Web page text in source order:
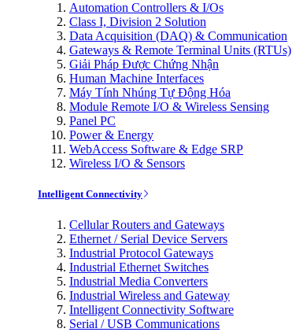
Automation Controllers & I/Os
Class I, Division 2 Solution
Data Acquisition (DAQ) & Communication
Gateways & Remote Terminal Units (RTUs)
Giải Pháp Được Chứng Nhận
Human Machine Interfaces
Máy Tính Nhúng Tự Động Hóa
Module Remote I/O & Wireless Sensing
Panel PC
Power & Energy
WebAccess Software & Edge SRP
Wireless I/O & Sensors
Intelligent Connectivity
Cellular Routers and Gateways
Ethernet / Serial Device Servers
Industrial Protocol Gateways
Industrial Ethernet Switches
Industrial Media Converters
Industrial Wireless and Gateway
Intelligent Connectivity Software
Serial / USB Communications